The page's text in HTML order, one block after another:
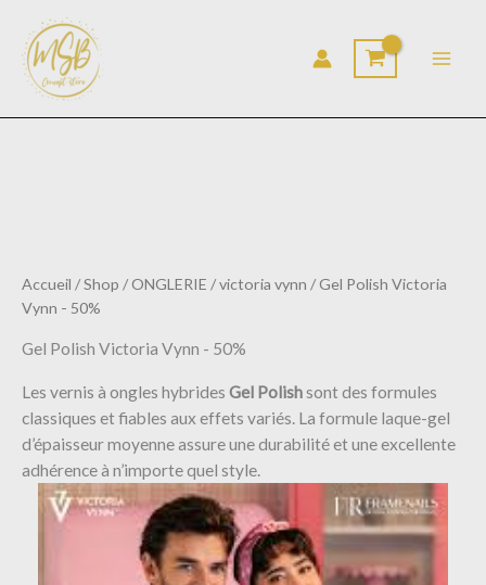
contenu
Accueil /Shop /ONGLERIE /victoria vynn / Gel Polish Victoria
Vynn - 50%
Gel Polish Victoria Vynn - 50%
Les vernis à ongles hybrides Gel Polishsont des formules
classiques et fiables aux effets variés. La formule laque-gel
d’épaisseur moyenne assure une durabilité et une excellente
adhérence à n’importe quel style.